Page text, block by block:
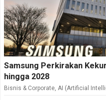
Samsung Perkirakan
hingga 2028
Bisnis & Corporate, AI (Artificial